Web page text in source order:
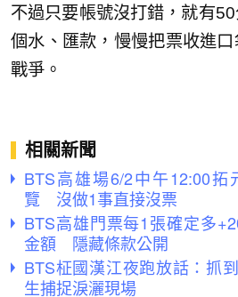
不過只要帳號沒打錯，就有
個水、匯款，慢慢把票收進
戰爭。
相關新聞
BTS高雄場6/2中午12:00
覽 沒做1事直接沒票
BTS高雄門票每1張確定多
金額 隱藏條款公開
BTS柾國漢江夜跑放話：抓
生捕捉淚灑現場